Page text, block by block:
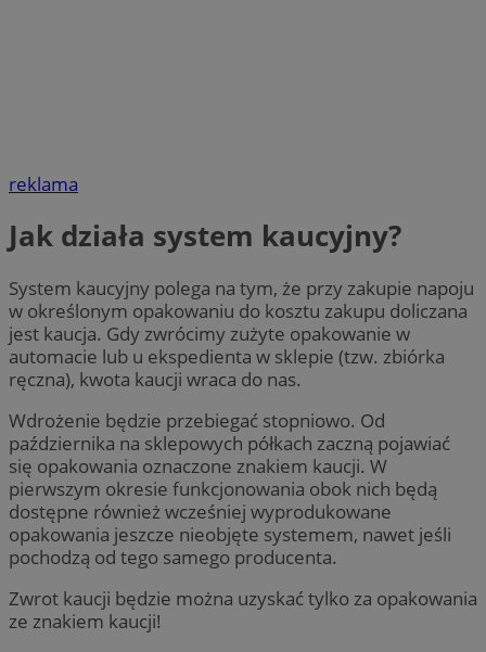
reklama
Jak działa system kaucyjny?
System kaucyjny polega na tym, że przy zakupie napoju
w określonym opakowaniu do kosztu zakupu doliczana
jest kaucja. Gdy zwrócimy zużyte opakowanie w
automacie lub u ekspedienta w sklepie (tzw. zbiórka
ręczna), kwota kaucji wraca do nas.
Wdrożenie będzie przebiegać stopniowo. Od
października na sklepowych półkach zaczną pojawiać
się opakowania oznaczone znakiem kaucji. W
pierwszym okresie funkcjonowania obok nich będą
dostępne również wcześniej wyprodukowane
opakowania jeszcze nieobjęte systemem, nawet jeśli
pochodzą od tego samego producenta.
Zwrot kaucji będzie można uzyskać tylko za opakowania
ze znakiem kaucji!